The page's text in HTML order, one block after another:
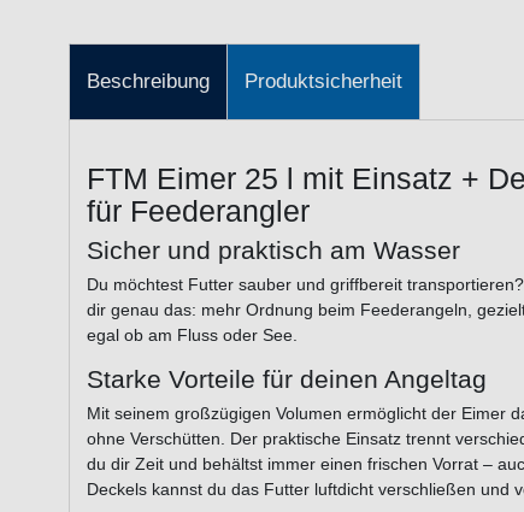
Beschreibung Produktsicherheit
FTM Eimer 25 l mit Einsatz +
für Feederangler
Sicher und praktisch am Wasser
Du möchtest Futter sauber und griffbereit
dir genau das: mehr Ordnung beim Feederangeln,
egal ob am Fluss oder See.
Starke Vorteile für deinen Angeltag
Mit seinem großzügigen Volumen ermöglicht der Eimer
ohne Verschütten. Der praktische Einsatz trennt
du dir Zeit und behältst immer einen frischen Vorrat –
Deckels kannst du das Futter luftdicht verschließen und